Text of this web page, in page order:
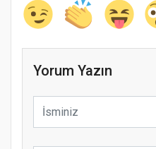
Yorum Yazın